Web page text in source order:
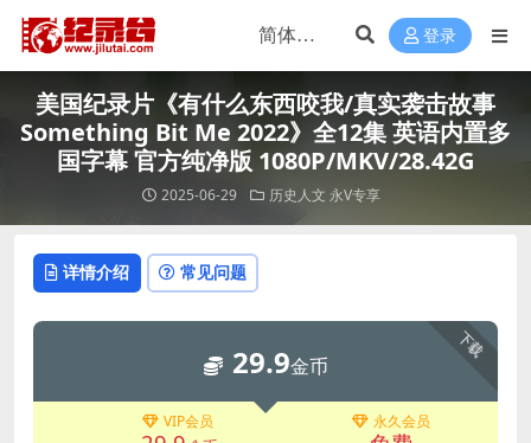
登录
美国纪录片《有什么东西咬我/真实袭击故事
Something Bit Me 2022》全12集 英语内置多
国字幕 官方纯净版 1080P/MKV/28.42G
2025-06-29 历史人文 永V专享
详情介绍 常见问题
下载
29.9金币
VIP会员 永久会员